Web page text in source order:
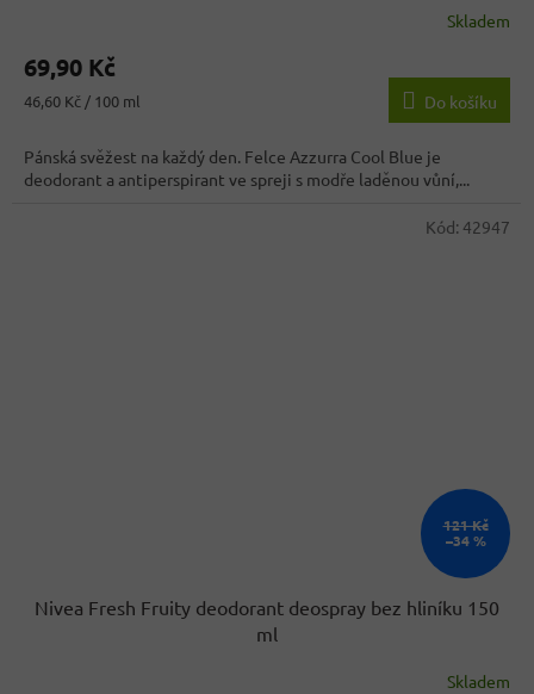
produktu
5,0
5
hvězdiček.
Skladem
69,90 Kč
Měrná
46,60 Kč / 100 ml Do košíku
Pánská svěžest na každý den. Felce Azzurra Cool Blue je
deodorant a antiperspirant ve spreji s modře laděnou vůní,...
121 Kč
–34 %
Nivea Fresh Fruity deodorant deospray bez hliníku 150
ml
Skladem
Kód: 42947